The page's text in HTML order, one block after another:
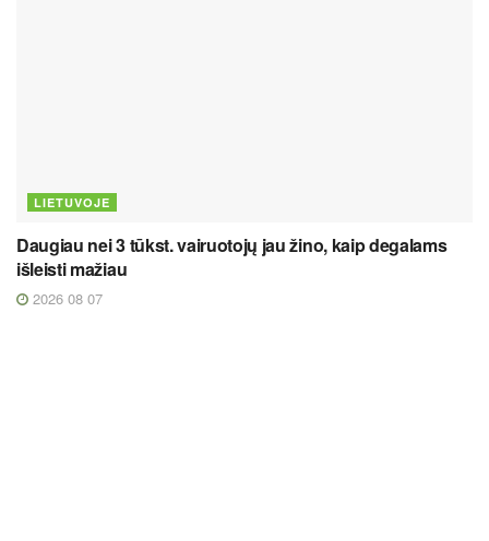
LIETUVOJE
Daugiau nei 3 tūkst. vairuotojų jau žino, kaip degalams
išleisti mažiau
2026 08 07